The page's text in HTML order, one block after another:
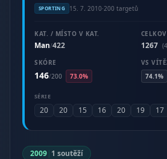
SPORTING 15. 7. 2010·200 targetů
KAT. / MÍSTO V KAT.
Man/422 1267
SKÓRE
146/200 73.0%
VS
74.1%
SÉRIE
20 20 15 16 20 19 17
2009| 1 soutěží